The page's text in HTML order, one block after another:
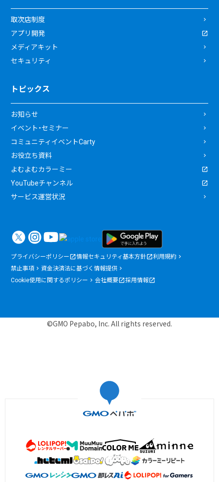
取次店制度
アプリ開発
メディアキット
セキュリティ
トピックス
お知らせ
イベント・セミナー
コミュニティイベントCarty
お役立ち資料
よむよむカラーミー
YouTubeチャンネル
サービス運営状況
プライバシーポリシー 情報セキュリティ基本方針
利用規約
禁止事項
資金決済法に基づく情報提供
Cookie使用に関するポリシー
会社概要 採用情報
©GMO Pepabo, Inc. All rights reserved.